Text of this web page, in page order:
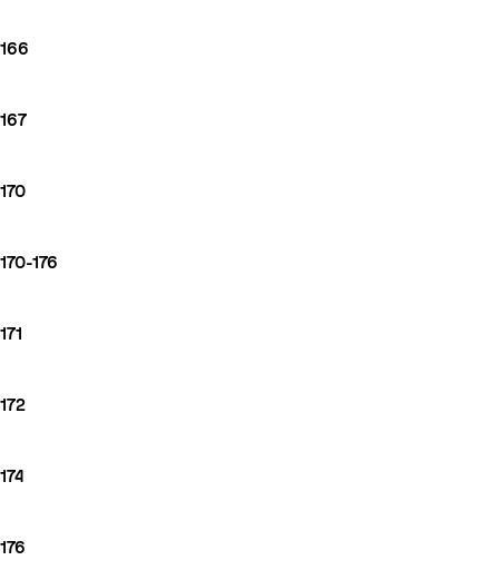
166
167
170
170-176
171
172
174
176